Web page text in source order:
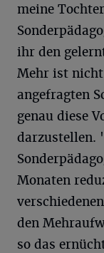
meine
ihr den
Mehr ist
angefragten
genau diese
darzustellen.
Monaten
den
so das